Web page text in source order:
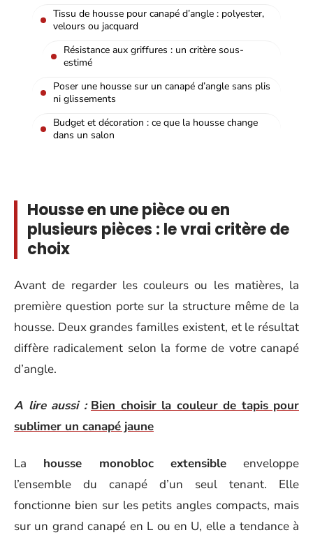
Tissu de housse pour canapé d’angle : polyester,
velours ou jacquard
Résistance aux griffures : un critère sous-
estimé
Poser une housse sur un canapé d’angle sans plis
ni glissements
Budget et décoration : ce que la housse change
dans un salon
Housse en une pièce ou en
plusieurs pièces : le vrai critère de
choix
Avant de regarder les couleurs ou les matières, la
première question porte sur la structure même de la
housse. Deux grandes familles existent, et le résultat
diffère radicalement selon la forme de votre canapé
d’angle.
A lire aussi : Bien choisir la couleur de tapis pour
sublimer un canapé jaune
La housse monobloc extensible enveloppe
l’ensemble du canapé d’un seul tenant. Elle
fonctionne bien sur les petits angles compacts, mais
sur un grand canapé en L ou en U, elle a tendance à